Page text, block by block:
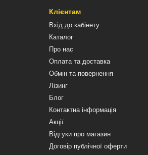
Клієнтам
Вхід до кабінету
Каталог
Про нас
Оплата та доставка
Обмін та повернення
Лізинг
Блог
Контактна інформація
Акції
Відгуки про магазин
Договір публічної оферти